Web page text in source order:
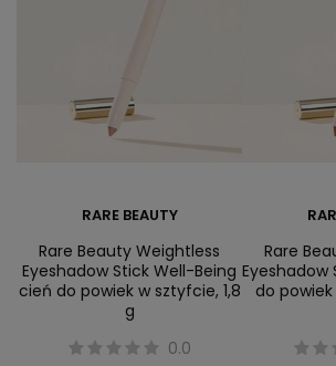
RARE BEAUTY
Rare Beauty Weightless
Eyeshadow Stick Well-Being
cień do powiek w sztyfcie, 1,8
g
0.0
Rare
Eyeshadow
do